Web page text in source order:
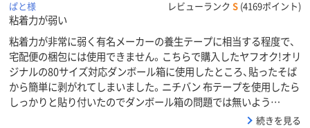
ぱと様 レビューランク S (4169ポイント)
粘着力が弱い
粘着力が非常に弱く有名メーカーの養生テープに相当する程度で、
宅配便の梱包には使用できません。こちらで購入したヤフオク!オリ
ジナルの80サイズ対応ダンボール箱に使用したところ、貼ったそば
から簡単に剥がれてしまいました。ニチバン 布テープを使用したら
しっかりと貼り付いたのでダンボール箱の問題では無いよう…
続きを見る